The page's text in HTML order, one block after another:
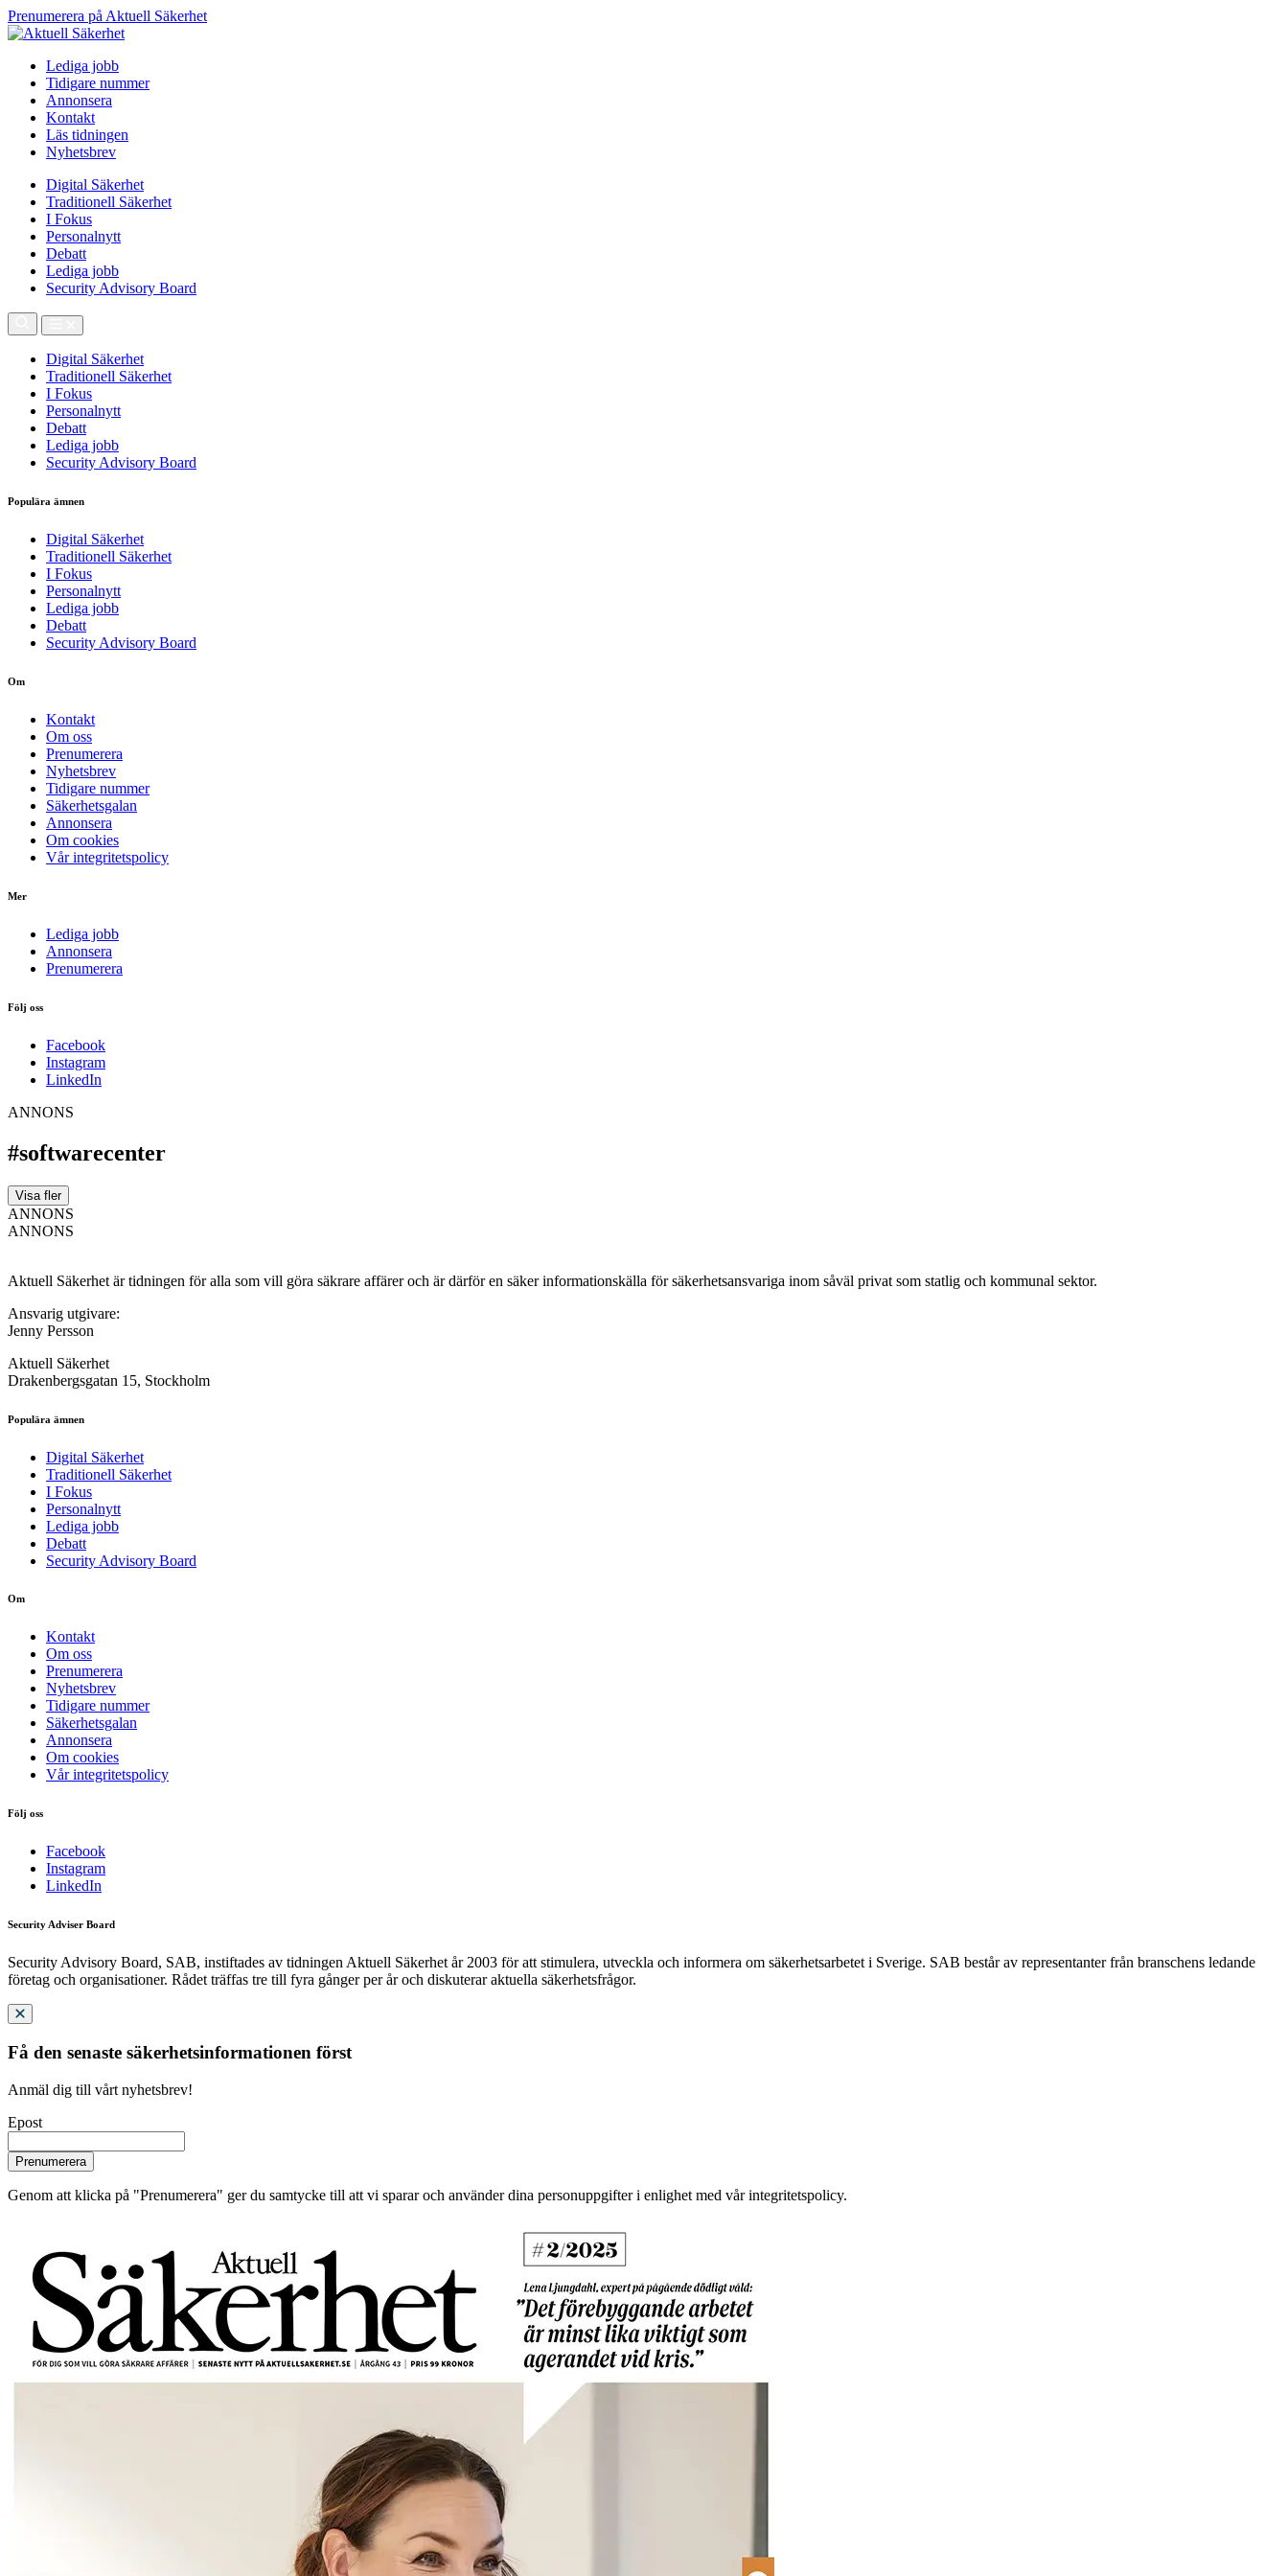
Prenumerera på Aktuell Säkerhet
Lediga jobb
Tidigare nummer
Annonsera
Kontakt
Läs tidningen
Nyhetsbrev
Digital Säkerhet
Traditionell Säkerhet
I Fokus
Personalnytt
Debatt
Lediga jobb
Security Advisory Board
Digital Säkerhet
Traditionell Säkerhet
I Fokus
Personalnytt
Debatt
Lediga jobb
Security Advisory Board
Populära ämnen
Digital Säkerhet
Traditionell Säkerhet
I Fokus
Personalnytt
Lediga jobb
Debatt
Security Advisory Board
Om
Kontakt
Om oss
Prenumerera
Nyhetsbrev
Tidigare nummer
Säkerhetsgalan
Annonsera
Om cookies
Vår integritetspolicy
Mer
Lediga jobb
Annonsera
Prenumerera
Följ oss
Facebook
Instagram
LinkedIn
ANNONS
#softwarecenter
Visa fler
ANNONS
ANNONS
Aktuell Säkerhet är tidningen för alla som vill göra säkrare affärer och är därför en säker informationskälla för säkerhets­ansvariga inom såväl privat som statlig och kommunal sektor.
Ansvarig utgivare:
Jenny Persson
Aktuell Säkerhet
Drakenbergsgatan 15, Stockholm
Populära ämnen
Digital Säkerhet
Traditionell Säkerhet
I Fokus
Personalnytt
Lediga jobb
Debatt
Security Advisory Board
Om
Kontakt
Om oss
Prenumerera
Nyhetsbrev
Tidigare nummer
Säkerhetsgalan
Annonsera
Om cookies
Vår integritetspolicy
Följ oss
Facebook
Instagram
LinkedIn
Security Adviser Board
Security Advisory Board, SAB, instiftades av tidningen Aktuell Säkerhet år 2003 för att stimulera, utveckla och informera om säkerhetsarbetet i Sverige. SAB består av representanter från branschens ledande
företag och organisationer. Rådet träffas tre till fyra gånger per år och diskuterar aktuella säkerhetsfrågor.
Få den senaste säkerhetsinformationen först
Anmäl dig till vårt nyhetsbrev!
Epost
Prenumerera
Genom att klicka på "Prenumerera" ger du samtycke till att vi sparar och använder dina personuppgifter i enlighet med vår integritetspolicy.